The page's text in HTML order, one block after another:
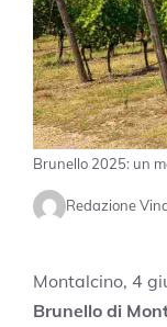
Brunello 2025: un
Redazione
Montalcino, 4
Brunello di